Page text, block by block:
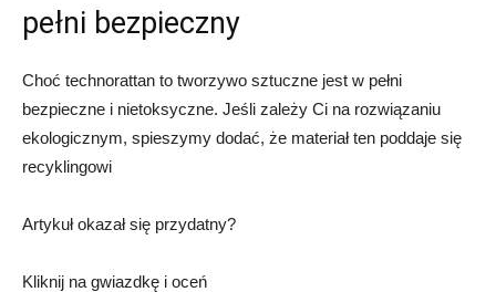
pełni bezpieczny
Choć technorattan to tworzywo sztuczne jest w pełni
bezpieczne i nietoksyczne. Jeśli zależy Ci na rozwiązaniu
ekologicznym, spieszymy dodać, że materiał ten poddaje się
recyklingowi
Artykuł okazał się przydatny?
Kliknij na gwiazdkę i oceń